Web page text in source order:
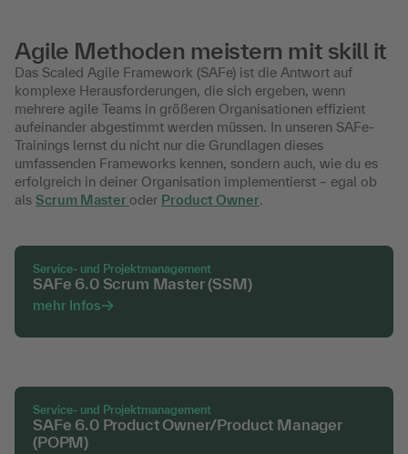
Agile Methoden meistern mit skill it
Das Scaled Agile Framework (SAFe) ist die Antwort auf
komplexe Herausforderungen, die sich ergeben, wenn
mehrere agile Teams in größeren Organisationen effizient
aufeinander abgestimmt werden müssen. In unseren SAFe-
Trainings lernst du nicht nur die Grundlagen dieses
umfassenden Frameworks kennen, sondern auch, wie du es
erfolgreich in deiner Organisation implementierst – egal ob
als Scrum Master oder Product Owner.
Service- und Projektmanagement
SAFe 6.0 Scrum Master (SSM)
mehr Infos
Service- und Projektmanagement
SAFe 6.0 Product Owner/Product Manager
(POPM)